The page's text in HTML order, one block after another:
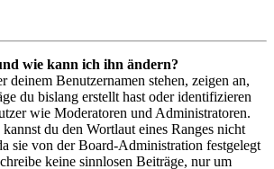
wie kann ich ihn ändern?
deinem Benutzernamen stehen, zeigen an,
du bislang erstellt hast oder identifizieren
wie Moderatoren und Administratoren.
du den Wortlaut eines Ranges nicht
sie von der Board-Administration festgelegt
keine sinnlosen Beiträge, nur um